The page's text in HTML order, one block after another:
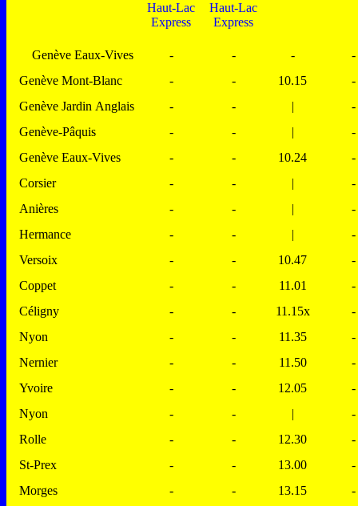
Haut-Lac
Express
Haut-Lac
Express
Genève Eaux-Vives - - -
-
Genève Mont-Blanc
- - 10.15
-
Genève Jardin Anglais
- - |
-
Genève-Pâquis
- - |
-
Genève Eaux-Vives
- - 10.24
-
Corsier
- - |
-
Anières
- - |
-
Hermance
- - |
-
Versoix
- - 10.47
-
Coppet
- - 11.01
-
Céligny
- - 11.15x
-
Nyon
- - 11.35
-
Nernier
- - 11.50
-
Yvoire
- - 12.05
-
Nyon
- - |
-
Rolle
- - 12.30
-
St-Prex
- - 13.00
-
Morges
- - 13.15
-